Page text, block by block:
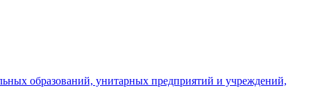
образований, унитарных предприятий и учреждений,